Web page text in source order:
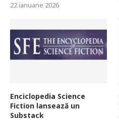
22 ianuarie 2026
Enciclopedia Science
Fiction lansează un
Substack